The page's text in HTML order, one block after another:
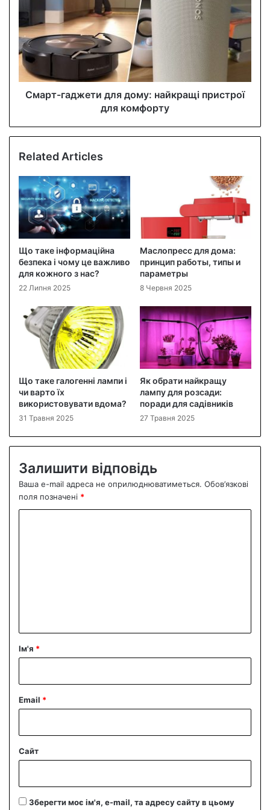
Смарт-гаджети для дому: найкращі пристрої
для комфорту
Related Articles
Що таке інформаційна
безпека і чому це важливо
для кожного з нас?
22 Липня 2025
Маслопресс для дома:
принцип работы, типы и
параметры
8 Червня 2025
Що таке галогенні лампи і
чи варто їх
використовувати вдома?
31 Травня 2025
Як обрати найкращу
лампу для розсади:
поради для садівників
27 Травня 2025
Залишити відповідь
Ваша e-mail адреса не оприлюднюватиметься. Обов’язкові
поля позначені *
р
Ім'я *
Email *
Сайт
Зберегти моє ім'я, e-mail, та адресу сайту в цьому